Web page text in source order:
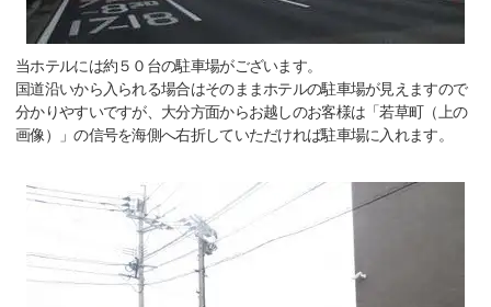
当ホテルには約５０台の駐車場がございます。
国道沿いから入られる場合はそのままホテルの駐車場が見えますので
分かりやすいですが、大分方面からお越しのお客様は「若草町（上の
画像）」の信号を海側へ右折していただければ駐車場に入れます。